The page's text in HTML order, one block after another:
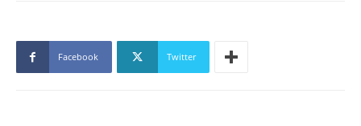
Facebook Twitter